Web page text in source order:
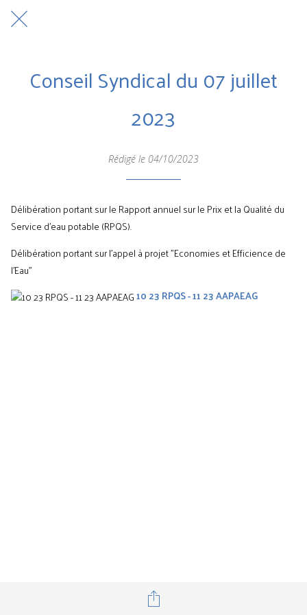
Conseil Syndical du 07 juillet
2023
Rédigé le 04/10/2023
Délibération portant sur le Rapport annuel sur le Prix et la Qualité du
Service d'eau potable (RPQS).
Délibération portant sur l'appel à projet "Economies et Efficience de
l'Eau"
10 23 RPQS - 11 23 AAPAEAG